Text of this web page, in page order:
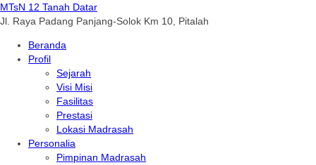
MTsN 12 Tanah Datar
Jl. Raya Padang Panjang-Solok Km 10, Pitalah
Beranda
Profil
Sejarah
Visi Misi
Fasilitas
Prestasi
Lokasi Madrasah
Personalia
Pimpinan Madrasah